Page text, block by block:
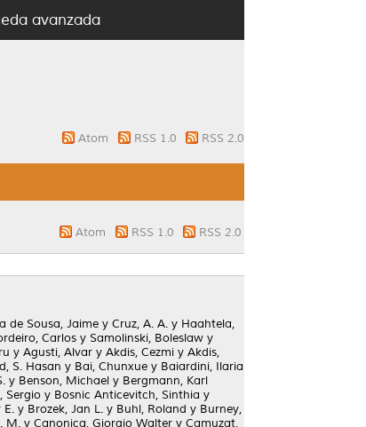
avanzada
Atom RSS 1.0 RSS 2.0
Atom RSS 1.0 RSS 2.0
de Sousa, Jaime y Cruz, A. A. y Haahtela,
Carlos y Samolinski, Boleslaw y
y Agusti, Alvar y Akdis, Cezmi y Akdis,
S. Hasan y Bai, Chunxue y Baiardini, Ilaria
y Benson, Michael y Bergmann, Karl
Sergio y Bosnic Anticevitch, Sinthia y
E. y Brozek, Jan L. y Buhl, Roland y Burney,
M. y Canonica, Giorgio Walter y Camuzat,